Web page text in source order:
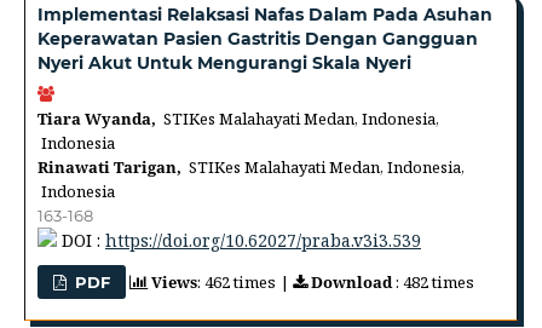
Implementasi Relaksasi Nafas Dalam Pada Asuhan
Keperawatan Pasien Gastritis Dengan Gangguan
Nyeri Akut Untuk Mengurangi Skala Nyeri
Tiara Wyanda, STIKes Malahayati Medan, Indonesia,
Indonesia
Rinawati Tarigan, STIKes Malahayati Medan, Indonesia,
Indonesia
163-168
DOI : https://doi.org/10.62027/praba.v3i3.539
PDF Views: 462 times | Download: 482 times